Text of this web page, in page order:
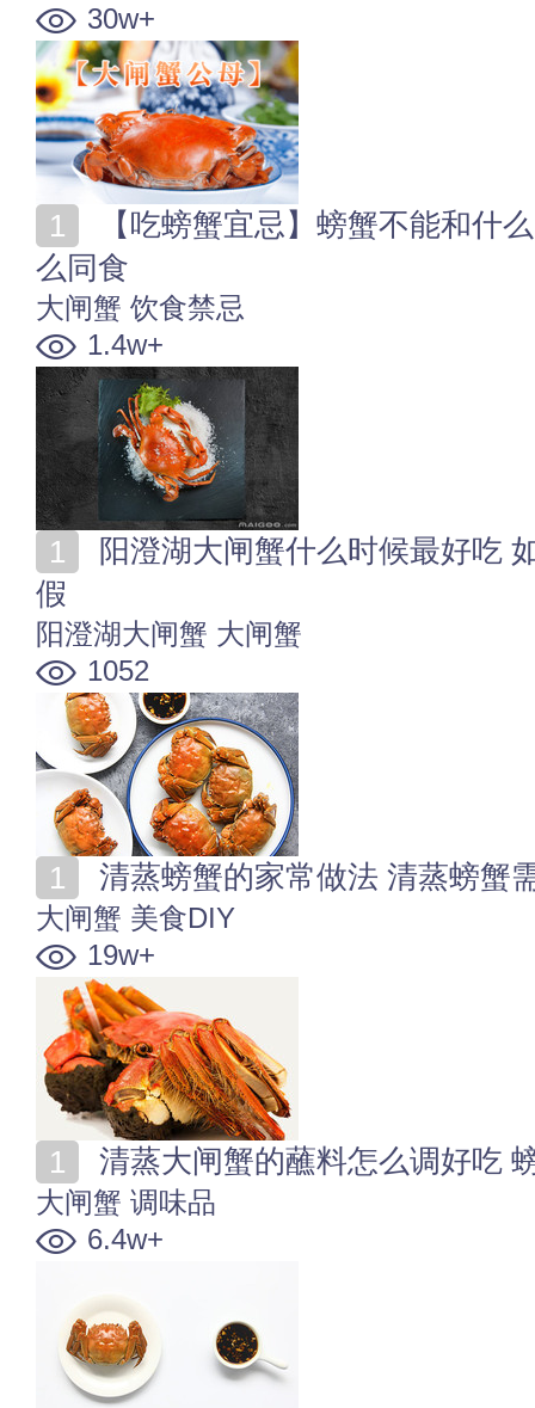
30w+
么同食
大闸蟹 饮食禁忌
1.4w+
假
阳澄湖大闸蟹 大闸蟹
1052
清蒸螃蟹的家常做法 清蒸螃蟹
大闸蟹 美食DIY
19w+
清蒸大闸蟹的蘸料怎么调好吃
大闸蟹 调味品
6.4w+